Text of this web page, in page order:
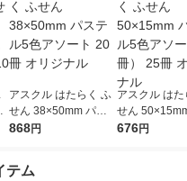
アスクル はたらく ふ
せん 38×50mm パス
テル5色アソート 20冊
868円
アスクル は
せん
テル5色アソ
676円
テム